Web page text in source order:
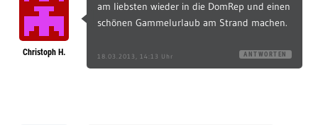
Christoph H.
am liebsten wieder in die DomRep und einen
schönen Gammelurlaub am Strand machen.
18.03.2013, 14:13 Uhr ANTWORTEN